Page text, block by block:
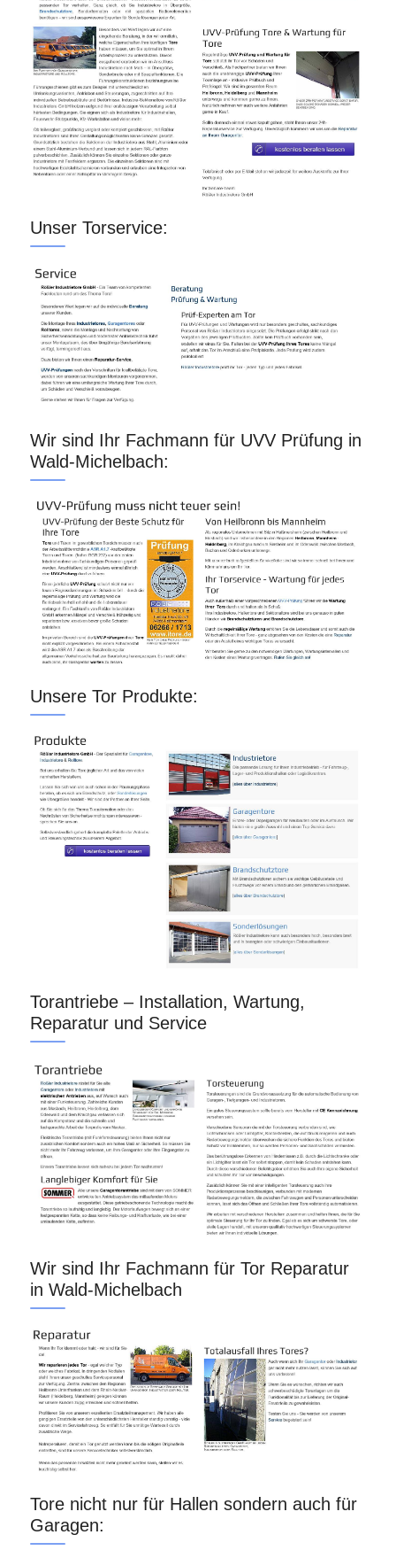
Unser Torservice:
Wir sind Ihr Fachmann für UVV Prüfung in
Wald-Michelbach:
Unsere Tor Produkte:
Torantriebe – Installation, Wartung,
Reparatur und Service
Wir sind Ihr Fachmann für Tor Reparatur
in Wald-Michelbach
Tore nicht nur für Hallen sondern auch für
Garagen: